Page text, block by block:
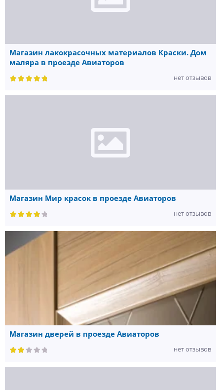
Магазин лакокрасочных материалов Краски. Дом
маляра в проезде Авиаторов
нет отзывов
Магазин Мир красок в проезде Авиаторов
нет отзывов
Магазин дверей в проезде Авиаторов
нет отзывов